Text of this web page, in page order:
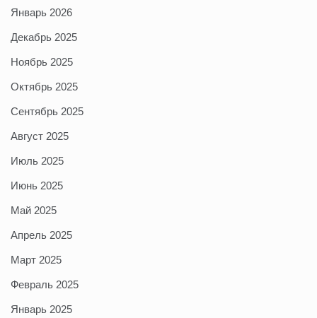
Январь 2026
Декабрь 2025
Ноябрь 2025
Октябрь 2025
Сентябрь 2025
Август 2025
Июль 2025
Июнь 2025
Май 2025
Апрель 2025
Март 2025
Февраль 2025
Январь 2025